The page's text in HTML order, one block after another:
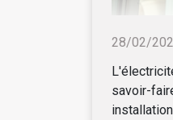
28/02/
savoir-